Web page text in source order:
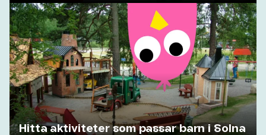
Hitta aktiviteter som passar barn i Solna